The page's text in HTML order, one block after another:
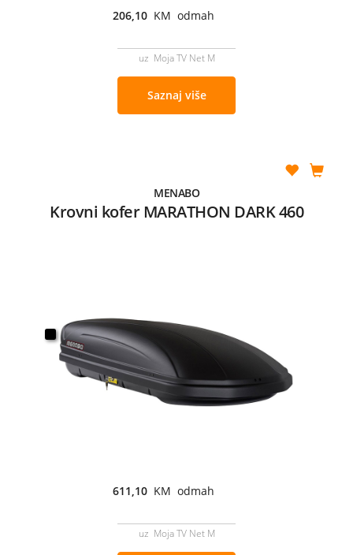
206,10 KM odmah
uz Moja TV Net M
Saznaj više
MENABO
Krovni kofer MARATHON DARK 460
611,10 KM odmah
uz Moja TV Net M